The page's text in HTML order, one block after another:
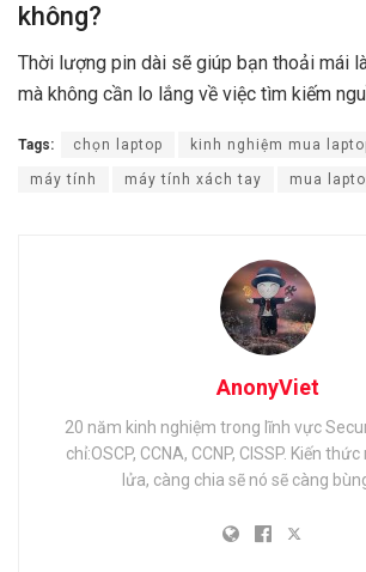
không?
Thời lượng pin dài sẽ giúp bạn thoải mái
mà không cần lo lắng về việc tìm kiếm
Tags: chọn laptop kinh nghiệm mua
máy tính máy tính xách tay mua
AnonyViet
20 năm kinh nghiệm trong lĩnh vực
chỉ:OSCP, CCNA, CCNP, CISSP. Kiến
lửa, càng chia sẽ nó sẽ càng